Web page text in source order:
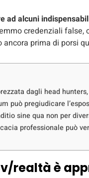
ad alcuni
credenziali
prima di porsi
dagli head hunters,
può pregiudicare
sine qua non per
professionale può
realtà è